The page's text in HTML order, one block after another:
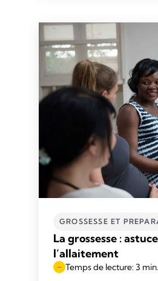
GROSSESSE ET
La grossesse :
l’allaitement
Temps de lecture: 3 min.